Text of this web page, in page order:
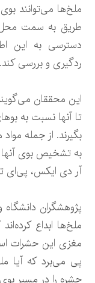
ملخ‌ها می‌توانند
طریق به سمت محل
دسترسی به این
ردگیری و بررسی کند.
این محققان
تا آنها نسبت به
بگیرند. از جمله
به تشخیص بوی
آر دی ایکس، پی‌ای
پژوهشگران
ملخ‌ها ابداع
مغزی این حشرات
پی می‌برد که آیا
حشره را در مسیر